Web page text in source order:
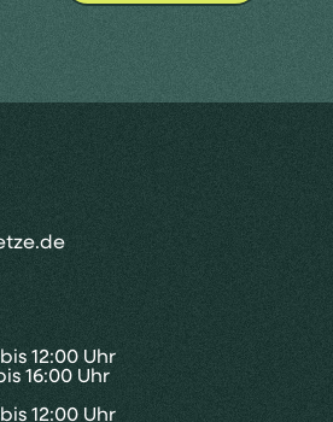
12:00 Uhr
16:00 Uhr
12:00 Uhr